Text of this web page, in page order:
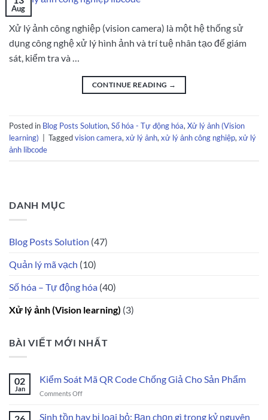
Aug
Xử lý ảnh công nghiệp (vision camera) là một hệ thống sử
dụng công nghệ xử lý hình ảnh và trí tuệ nhân tạo để giám
sát, kiểm tra và …
CONTINUE READING →
Posted in Blog Posts Solution,Số hóa - Tự động hóa,Xử lý ảnh (Vision
learning)
Taggedvision camera,xử lý ảnh,xử lý ảnh công nghiệp,xử lý
ảnh libcode
DANH MỤC
Blog Posts Solution (47)
Quản lý mã vạch (10)
Số hóa – Tự động hóa (40)
Xử lý ảnh (Vision learning) (3)
BÀI VIẾT MỚI NHẤT
02
Jan
Kiểm Soát Mã QR Code Chống Giả Cho Sản Phẩm
Comments Offon
Soát
Sinh tồn hay bị loại bỏ: Bạn chọn gì trong kỷ nguyên